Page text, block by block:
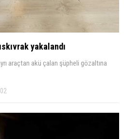
yakalandı
araçtan akü çalan şüpheli gözaltına